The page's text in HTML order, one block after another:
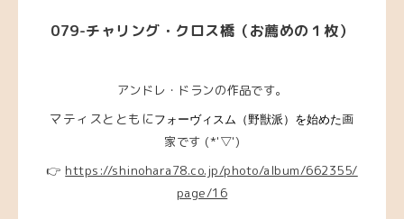
079-チャリング・クロス橋（お薦めの１枚）
アンドレ・ドランの作品です。
マティスとともにフォーヴィスム（野獣派）を始めた画
家です (*'▽')
👉 https://shinohara78.co.jp/photo/album/662355/
page/16